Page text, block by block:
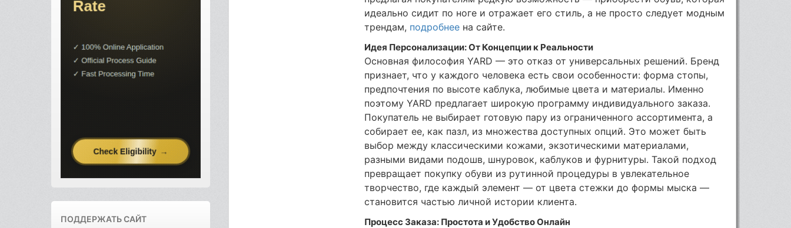
ПОДДЕРЖАТЬ САЙТ
идеально сидит по ноге и отражает его стиль, а не просто следует модным
трендам, подробнее на сайте.
Идея Персонализации: От Концепции к Реальности
Основная философия YARD — это отказ от универсальных решений. Бренд
признает, что у каждого человека есть свои особенности: форма стопы,
предпочтения по высоте каблука, любимые цвета и материалы. Именно
поэтому YARD предлагает широкую программу индивидуального заказа.
Покупатель не выбирает готовую пару из ограниченного ассортимента, а
собирает ее, как пазл, из множества доступных опций. Это может быть
выбор между классическими кожами, экзотическими материалами,
разными видами подошв, шнуровок, каблуков и фурнитуры. Такой подход
превращает покупку обуви из рутинной процедуры в увлекательное
творчество, где каждый элемент — от цвета стежки до формы мыска —
становится частью личной истории клиента.
Процесс Заказа: Простота и Удобство Онлайн